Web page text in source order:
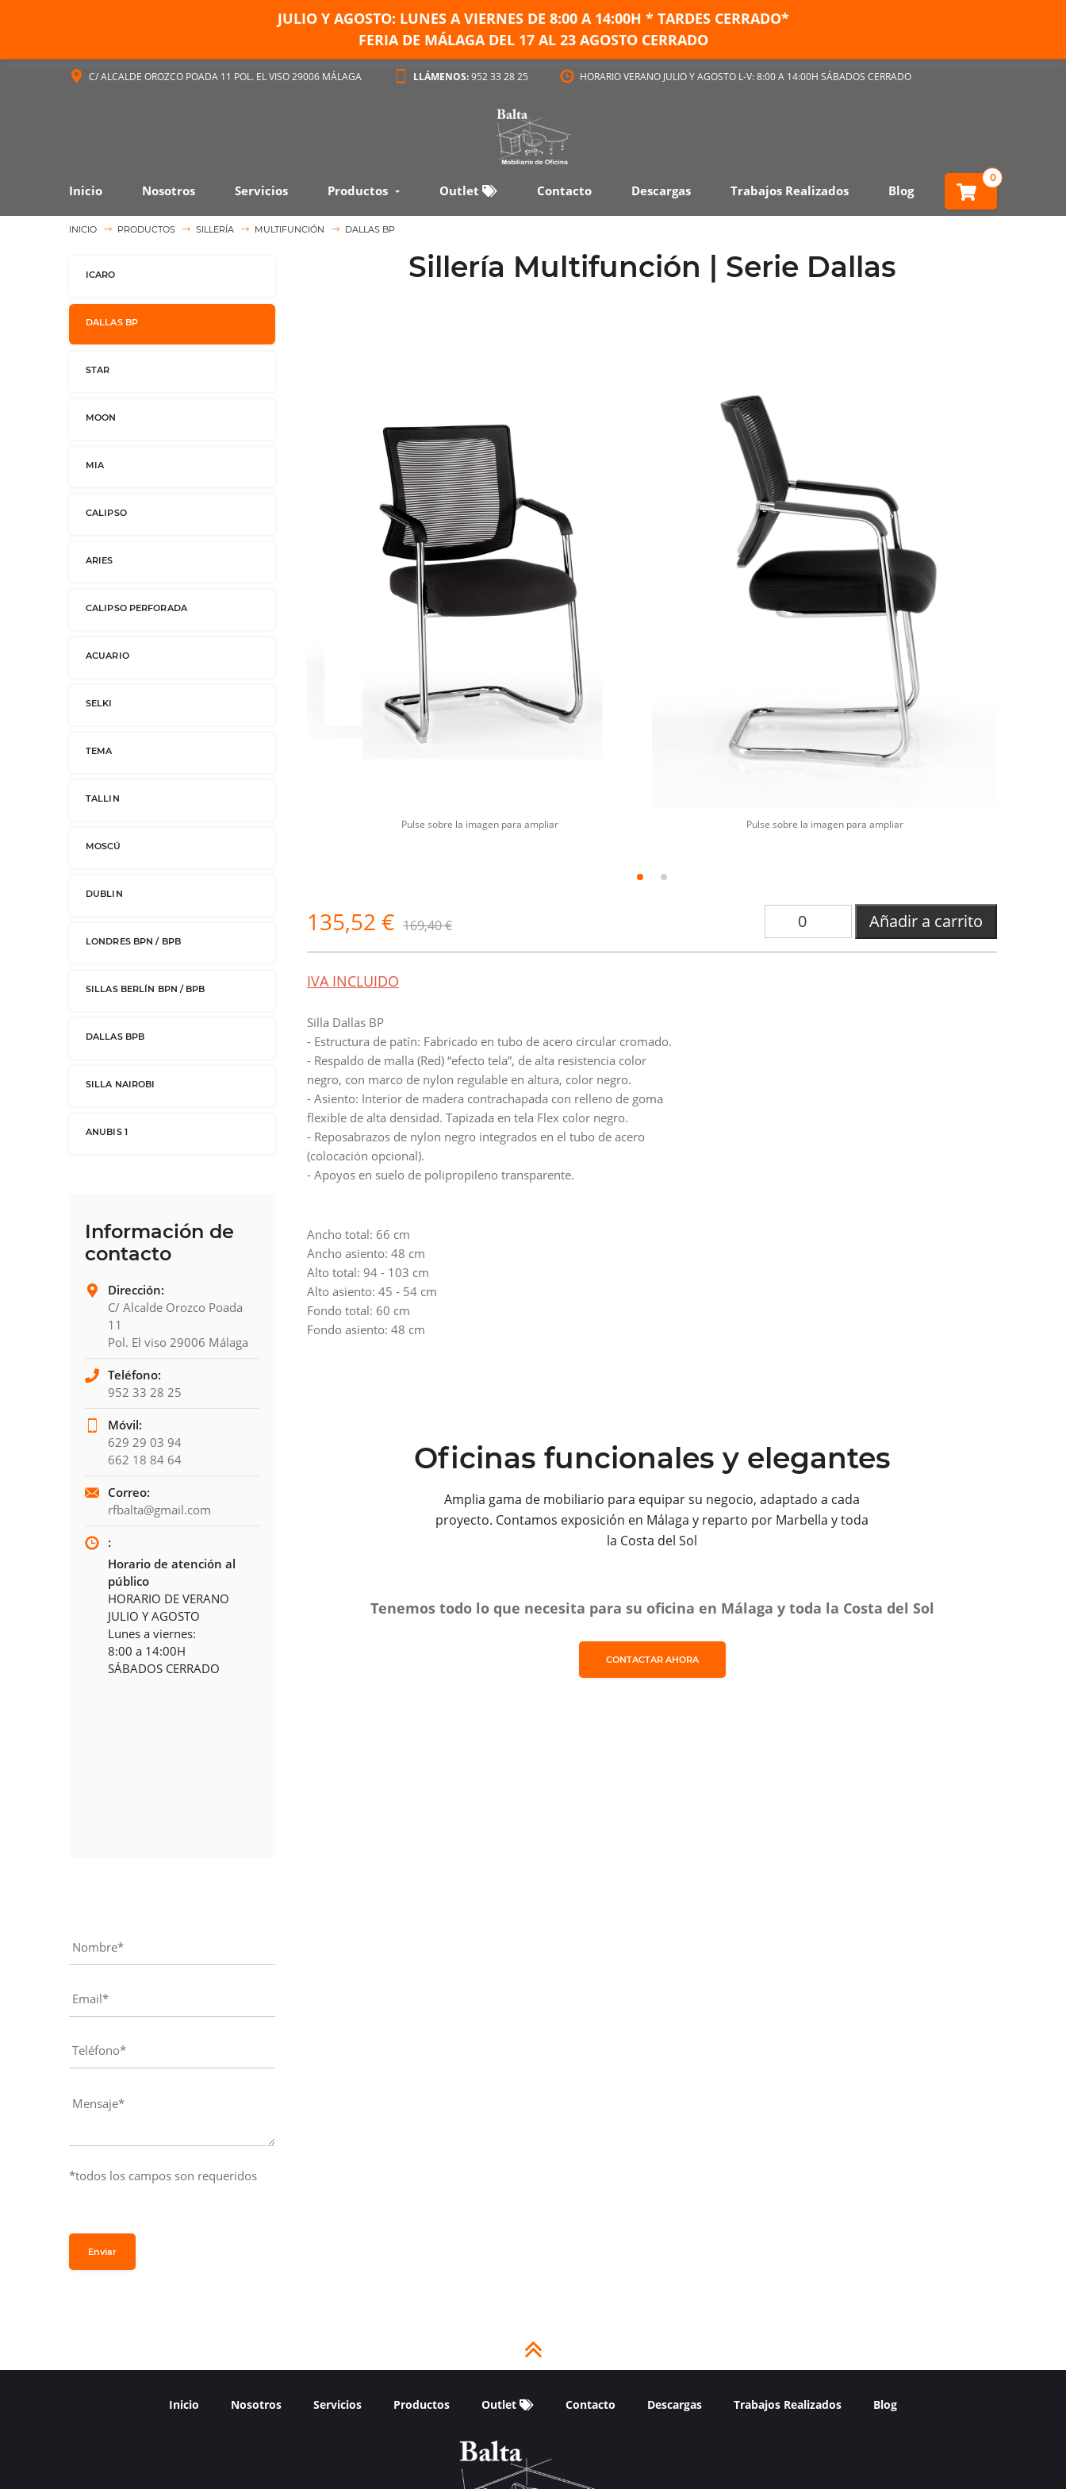
JULIO Y AGOSTO: LUNES A VIERNES DE 8:00 A 14:00H * TARDES CERRADO*
FERIA DE MÁLAGA DEL 17 AL 23 AGOSTO CERRADO
C/ ALCALDE OROZCO POADA 11 POL. EL VISO 29006 MÁLAGA LLÁMENOS:952 33 28 25 HORARIO VERANO JULIO Y AGOSTO L-V: 8:00 A 14:00H SÁBADOS CERRADO
Inicio Nosotros Servicios Productos Outlet Contacto Descargas Trabajos Realizados Blog
0
INICIO PRODUCTOS SILLERÍA MULTIFUNCIÓN DALLAS BP
Sillería Multifunción | Serie Dallas
Pulse sobre la imagen para ampliar Pulse sobre la imagen para ampliar
135,52 € 169,40 € Añadir a carrito
IVA INCLUIDO
Silla Dallas BP
- Estructura de patín: Fabricado en tubo de acero circular cromado.
- Respaldo de malla (Red) “efecto tela”, de alta resistencia color
negro, con marco de nylon regulable en altura, color negro.
- Asiento: Interior de madera contrachapada con relleno de goma
flexible de alta densidad. Tapizada en tela Flex color negro.
- Reposabrazos de nylon negro integrados en el tubo de acero
(colocación opcional).
- Apoyos en suelo de polipropileno transparente.
Ancho total: 66 cm
Ancho asiento: 48 cm
Alto total: 94 - 103 cm
Alto asiento: 45 - 54 cm
Fondo total: 60 cm
Fondo asiento: 48 cm
Oficinas funcionales y elegantes
Amplia gama de mobiliario para equipar su negocio, adaptado a cada
proyecto. Contamos exposición en Málaga y reparto por Marbella y toda
la Costa del Sol
Tenemos todo lo que necesita para su oficina en Málaga y toda la Costa del Sol
CONTACTAR AHORA
ICARO
DALLAS BP
STAR
MOON
MIA
CALIPSO
ARIES
CALIPSO PERFORADA
ACUARIO
SELKI
TEMA
TALLIN
MOSCÚ
DUBLIN
LONDRES BPN / BPB
SILLAS BERLÍN BPN / BPB
DALLAS BPB
SILLA NAIROBI
ANUBIS 1
Información de
contacto
Dirección:
C/ Alcalde Orozco Poada
11
Pol. El viso 29006 Málaga
Teléfono:
952 33 28 25
Móvil:
629 29 03 94
662 18 84 64
Correo:
rfbalta@gmail.com
:
Horario de atención al
público
HORARIO DE VERANO
JULIO Y AGOSTO
Lunes a viernes:
8:00 a 14:00H
SÁBADOS CERRADO
*todos los campos son requeridos
Enviar
Inicio Nosotros Servicios Productos Outlet Contacto Descargas Trabajos Realizados Blog